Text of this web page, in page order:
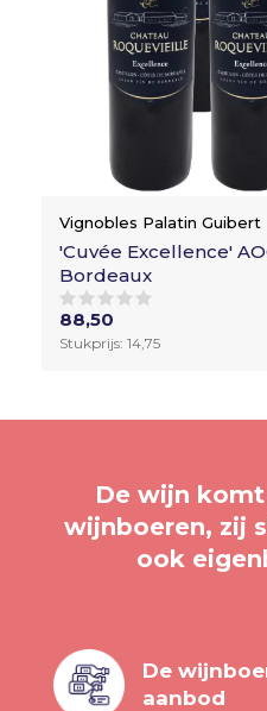
Vignobles Palatin Guibert
'Cuvée Excellence'
Bordeaux
88,50
Stukprijs: 14,75
De wijn
wijnboeren, zij
ook
De
aanbod